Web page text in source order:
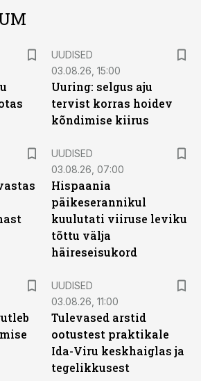
UUDISED
03.08.26, 15:00
Uuring: selgus aju
tervist korras hoidev
kõndimise kiirus
UUDISED
03.08.26, 07:00
Hispaania
päikeserannikul
kuulutati viiruse leviku
tõttu välja
häireseisukord
UUDISED
03.08.26, 11:00
Tulevased arstid
ootustest praktikale
Ida-Viru keskhaiglas ja
tegelikkusest